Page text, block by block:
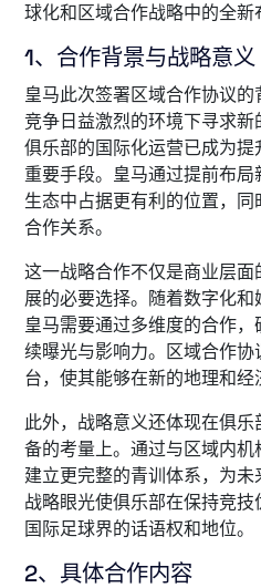
球化和区域合作战略中的全新
1、合作背景与战略意义
皇马此次签署区域合作协议
竞争日益激烈的环境下寻求
俱乐部的国际化运营已成为
重要手段。皇马通过提前布
生态中占据更有利的位置，
合作关系。
这一战略合作不仅是商业层
展的必要选择。随着数字化和
皇马需要通过多维度的合作
续曝光与影响力。区域合作
台，使其能够在新的地理和经
此外，战略意义还体现在俱
备的考量上。通过与区域内
建立更完整的青训体系，为
战略眼光使俱乐部在保持竞
国际足球界的话语权和地位。
2、具体合作内容